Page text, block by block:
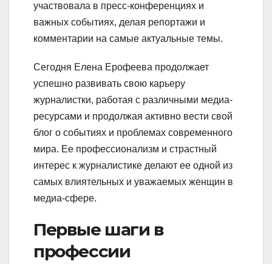
участвовала в пресс-конференциях и
важных событиях, делая репортажи и
комментарии на самые актуальные темы.
Сегодня Елена Ерофеева продолжает
успешно развивать свою карьеру
журналистки, работая с различными медиа-
ресурсами и продолжая активно вести свой
блог о событиях и проблемах современного
мира. Ее профессионализм и страстный
интерес к журналистике делают ее одной из
самых влиятельных и уважаемых женщин в
медиа-сфере.
Первые шаги в
профессии